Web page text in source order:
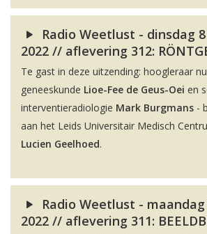
Radio Weetlust - dinsdag
2022 // aflevering 312:
Te gast in deze uitzending: hoogleraar
geneeskunde Lioe-Fee de Geus-Oei en
interventieradiologie Mark Burgmans -
aan het Leids Universitair Medisch
Lucien Geelhoed.
Radio Weetlust -
2022 // aflevering 311: